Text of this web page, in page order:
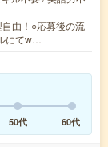
由！○応募後の流
にてw…
50代 60代